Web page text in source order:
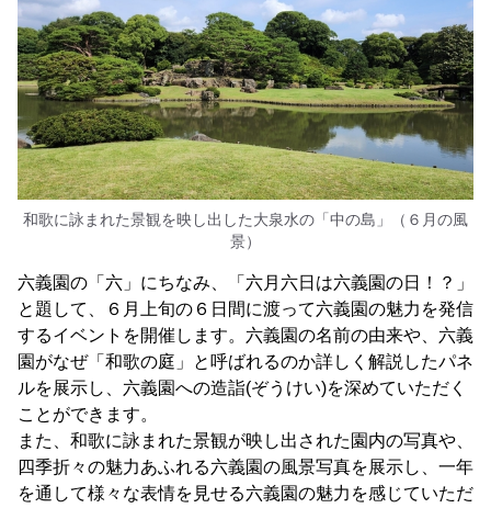
和歌に詠まれた景観を映し出した大泉水の「中の島」（６月の風
景）
六義園の「六」にちなみ、「六月六日は六義園の日！？」
と題して、６月上旬の６日間に渡って六義園の魅力を発信
するイベントを開催します。六義園の名前の由来や、六義
園がなぜ「和歌の庭」と呼ばれるのか詳しく解説したパネ
ルを展示し、六義園への造詣(ぞうけい)を深めていただく
ことができます。
また、和歌に詠まれた景観が映し出された園内の写真や、
四季折々の魅力あふれる六義園の風景写真を展示し、一年
を通して様々な表情を見せる六義園の魅力を感じていただ